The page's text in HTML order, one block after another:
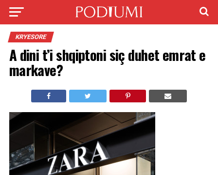
KRYESORE
A dini t’i shqiptoni siç duhet emrat e
markave?